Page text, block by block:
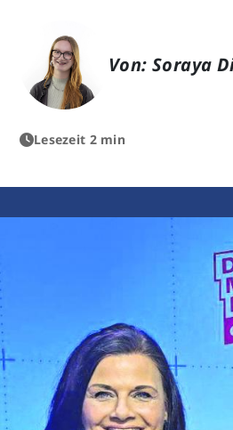
Von: Soraya
Lesezeit 2 min